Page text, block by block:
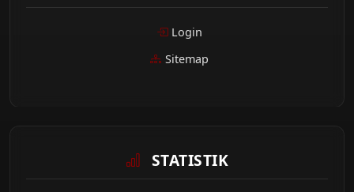
Login
Sitemap
STATISTIK